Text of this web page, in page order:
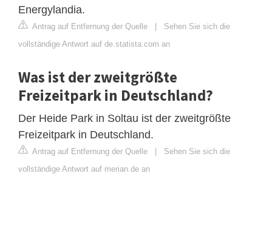
Energylandia.
Antrag auf Entfernung der Quelle | Sehen Sie sich die
vollständige Antwort auf de.statista.com an
Was ist der zweitgrößte
Freizeitpark in Deutschland?
Der Heide Park in Soltau ist der zweitgrößte
Freizeitpark in Deutschland.
Antrag auf Entfernung der Quelle | Sehen Sie sich die
vollständige Antwort auf merian.de an